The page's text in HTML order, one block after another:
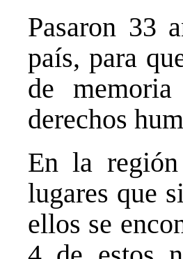
Pasaron 33
país, para
de
derechos
En la
lugares que
ellos se